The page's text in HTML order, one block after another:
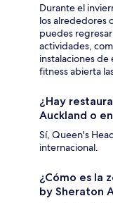
Durante el
los alrededores
puedes
actividades,
instalaciones
fitness abierta
¿Hay
Auckland o
Sí, Queen's
internacional.
¿Cómo es la
by Sheraton